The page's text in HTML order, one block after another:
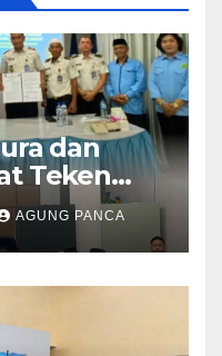
dan
Teken
AGUNG PANCA